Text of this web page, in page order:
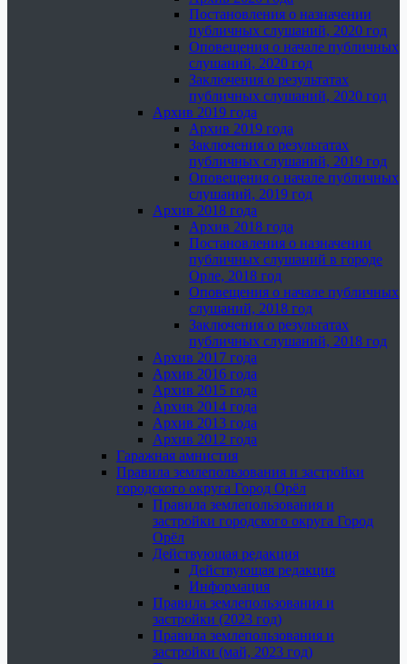
Постановления о назначении
публичных слушаний, 2020 год
Оповещения о начале публичных
слушаний, 2020 год
Заключения о результатах
публичных слушаний, 2020 год
Архив 2019 года
Архив 2019 года
Заключения о результатах
публичных слушаний, 2019 год
Оповещения о начале публичных
слушаний, 2019 год
Архив 2018 года
Архив 2018 года
Постановления о назначении
публичных слушаний в городе
Орле, 2018 год
Оповещения о начале публичных
слушаний, 2018 год
Заключения о результатах
публичных слушаний, 2018 год
Архив 2017 года
Архив 2016 года
Архив 2015 года
Архив 2014 года
Архив 2013 года
Архив 2012 года
Гаражная амнистия
Правила землепользования и застройки
городского округа Город Орёл
Правила землепользования и
застройки городского округа Город
Орёл
Действующая редакция
Действующая редакция
Информация
Правила землепользования и
застройки (2023 год)
Правила землепользования и
застройки (май, 2023 год)